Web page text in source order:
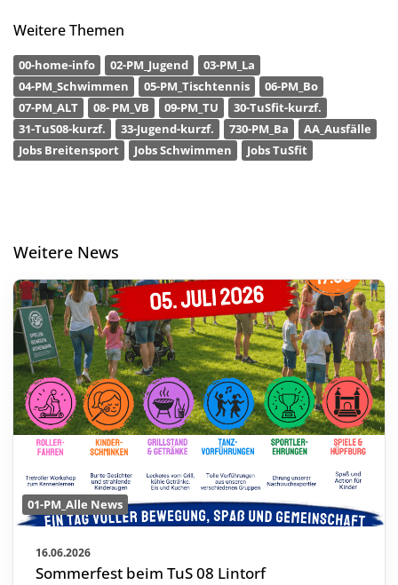
Weitere Themen
00-home-info 02-PM_Jugend
03-PM_La
04-PM_Schwimmen
05-PM_Tischtennis
06-PM_Bo
07-PM_ALT
08- PM_VB 09-PM_TU
30-TuSfit-kurzf.
31-TuS08-kurzf.
33-Jugend-kurzf. 730-PM_Ba
AA_Ausfälle
Jobs Breitensport
Jobs Schwimmen Jobs TuSfit
Weitere News
01-PM_Alle News
16.06.2026
Sommerfest beim TuS 08 Lintorf